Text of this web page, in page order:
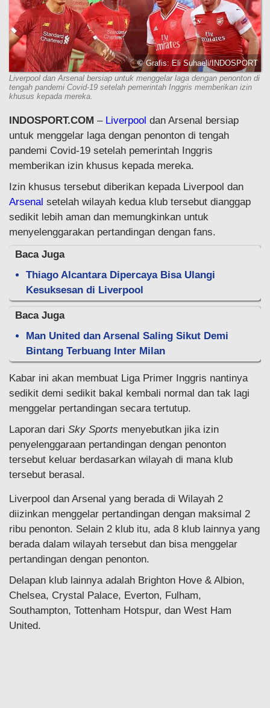
© Grafis: Eli Suhaeli/INDOSPORT
Liverpool dan Arsenal bersiap untuk menggelar laga dengan penonton di
tengah pandemi Covid-19 setelah pemerintah Inggris memberikan izin
khusus kepada mereka.
INDOSPORT.COM – Liverpool dan Arsenal bersiap
untuk menggelar laga dengan penonton di tengah
pandemi Covid-19 setelah pemerintah Inggris
memberikan izin khusus kepada mereka.
Izin khusus tersebut diberikan kepada Liverpool dan
Arsenal setelah wilayah kedua klub tersebut dianggap
sedikit lebih aman dan memungkinkan untuk
menyelenggarakan pertandingan dengan fans.
Baca Juga
Thiago Alcantara Dipercaya Bisa Ulangi
Kesuksesan di Liverpool
Baca Juga
Man United dan Arsenal Saling Sikut Demi
Bintang Terbuang Inter Milan
Kabar ini akan membuat Liga Primer Inggris nantinya
sedikit demi sedikit bakal kembali normal dan tak lagi
menggelar pertandingan secara tertutup.
Laporan dari Sky Sports menyebutkan jika izin
penyelenggaraan pertandingan dengan penonton
tersebut keluar berdasarkan wilayah di mana klub
tersebut berasal.
Liverpool dan Arsenal yang berada di Wilayah 2
diizinkan menggelar pertandingan dengan maksimal 2
ribu penonton. Selain 2 klub itu, ada 8 klub lainnya yang
berada dalam wilayah tersebut dan bisa menggelar
pertandingan dengan penonton.
Delapan klub lainnya adalah Brighton Hove & Albion,
Chelsea, Crystal Palace, Everton, Fulham,
Southampton, Tottenham Hotspur, dan West Ham
United.